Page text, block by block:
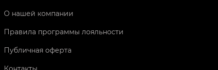
О нашей компании
Правила программы лояльности
Публичная оферта